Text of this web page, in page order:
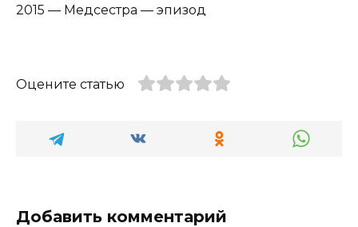
2015 — Медсестра — эпизод
Оцените статью
Добавить комментарий